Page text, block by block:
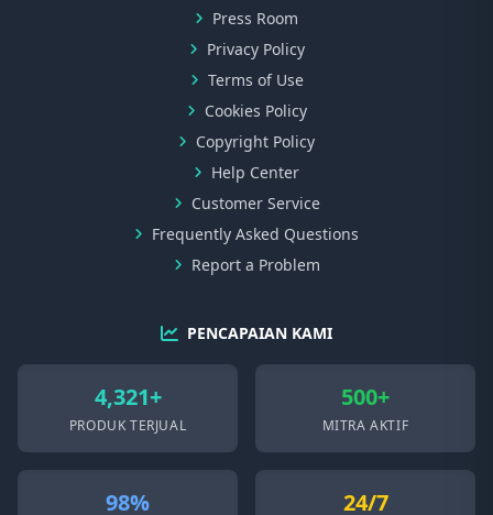
Press Room
Privacy Policy
Terms of Use
Cookies Policy
Copyright Policy
Help Center
Customer Service
Frequently Asked Questions
Report a Problem
PENCAPAIAN KAMI
4,321+
PRODUK TERJUAL
500+
MITRA AKTIF
98% 24/7